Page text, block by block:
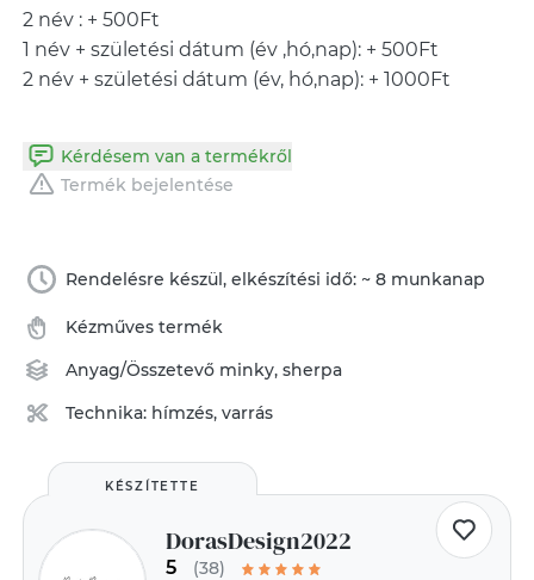
2 név : + 500Ft
1 név + születési dátum (év ,hó,nap): + 500Ft
Kérdésem van a termékről
Termék bejelentése
Rendelésre készül, elkészítési idő: ~ 8 munkanap
Kézműves termék
Anyag/Összetevő minky,sherpa
Technika: hímzés,varrás
KÉSZÍTETTE
DorasDesign2022
5
(38)